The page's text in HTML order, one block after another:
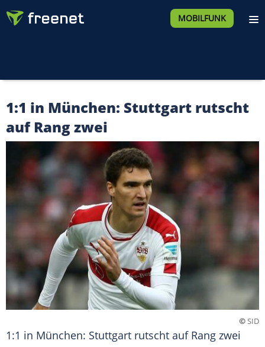
MOBILFUNK
1:1 in München: Stuttgart rutscht
auf Rang zwei
©SID
1:1 in München: Stuttgart rutscht auf Rang zwei